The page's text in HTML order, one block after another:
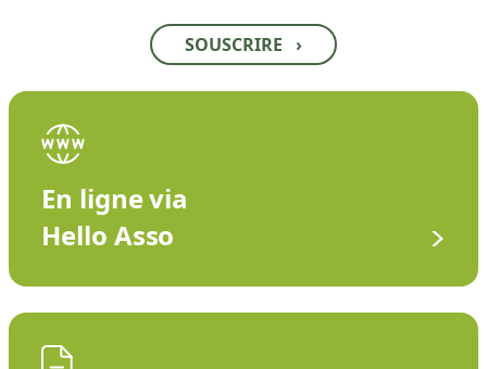
SOUSCRIRE ›
En ligne via
Hello Asso